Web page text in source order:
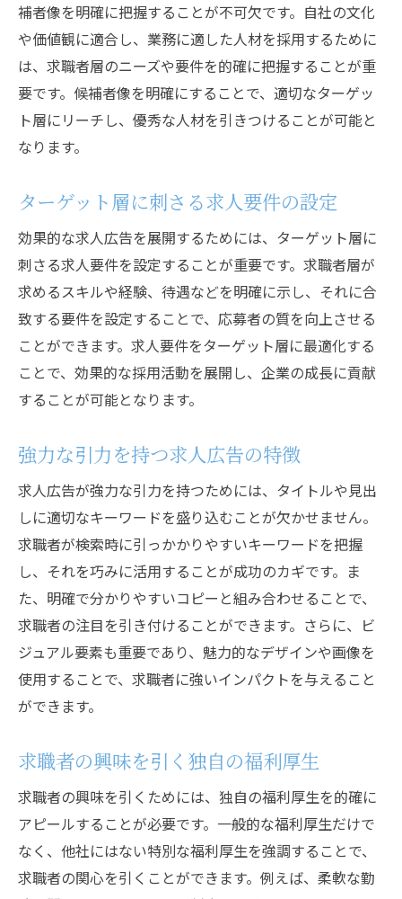
補者像を明確に把握することが不可欠です。自社の文化
や価値観に適合し、業務に適した人材を採用するために
は、求職者層のニーズや要件を的確に把握することが重
要です。候補者像を明確にすることで、適切なターゲッ
ト層にリーチし、優秀な人材を引きつけることが可能と
なります。
ターゲット層に刺さる求人要件の設定
効果的な求人広告を展開するためには、ターゲット層に
刺さる求人要件を設定することが重要です。求職者層が
求めるスキルや経験、待遇などを明確に示し、それに合
致する要件を設定することで、応募者の質を向上させる
ことができます。求人要件をターゲット層に最適化する
ことで、効果的な採用活動を展開し、企業の成長に貢献
することが可能となります。
強力な引力を持つ求人広告の特徴
求人広告が強力な引力を持つためには、タイトルや見出
しに適切なキーワードを盛り込むことが欠かせません。
求職者が検索時に引っかかりやすいキーワードを把握
し、それを巧みに活用することが成功のカギです。ま
た、明確で分かりやすいコピーと組み合わせることで、
求職者の注目を引き付けることができます。さらに、ビ
ジュアル要素も重要であり、魅力的なデザインや画像を
使用することで、求職者に強いインパクトを与えること
ができます。
求職者の興味を引く独自の福利厚生
求職者の興味を引くためには、独自の福利厚生を的確に
アピールすることが必要です。一般的な福利厚生だけで
なく、他社にはない特別な福利厚生を強調することで、
求職者の関心を引くことができます。例えば、柔軟な勤